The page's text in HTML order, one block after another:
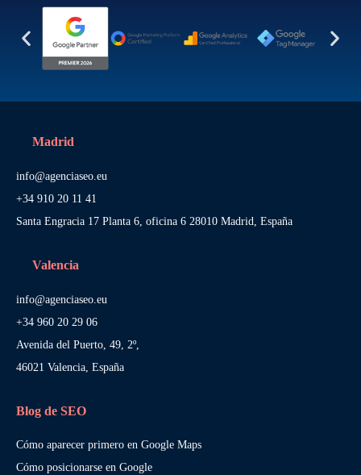
Madrid
info@agenciaseo.eu
+34 910 20 11 41
Santa Engracia 17 Planta 6, oficina 6 28010 Madrid, España
Valencia
info@agenciaseo.eu
+34 960 20 29 06
Avenida del Puerto, 49, 2º,
46021 Valencia, España
Blog de SEO
Cómo aparecer primero en Google Maps
Cómo posicionarse en Google